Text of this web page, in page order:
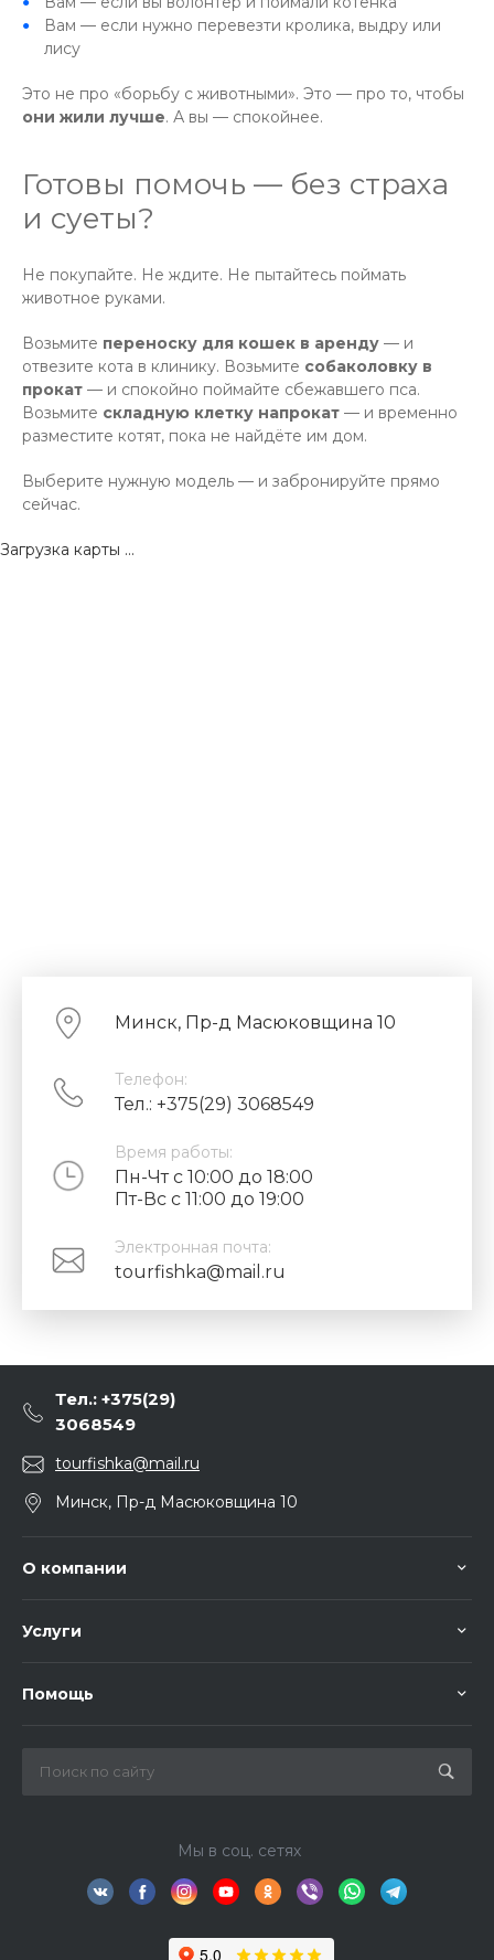
Вам — если нужно перевезти кролика, выдру или
лису
Это не про «борьбу с животными». Это — про то, чтобы
они жили лучше. А вы — спокойнее.
Готовы помочь — без страха
и суеты?
Не покупайте. Не ждите. Не пытайтесь поймать
животное руками.
Возьмите переноску для кошек в аренду — и
отвезите кота в клинику. Возьмите собаколовку в
прокат — и спокойно поймайте сбежавшего пса.
Возьмите складную клетку напрокат — и временно
разместите котят, пока не найдёте им дом.
Выберите нужную модель — и забронируйте прямо
сейчас.
Загрузка карты ...
Минск, Пр-д Масюковщина 10
Телефон:
Тел.: +375(29) 3068549
Время работы:
Пн-Чт с 10:00 до 18:00
Пт-Вс с 11:00 до 19:00
Электронная почта:
tourfishka@mail.ru
Тел.: +375(29)
3068549
tourfishka@mail.ru
Минск, Пр-д Масюковщина 10
О компании
Услуги
Помощь
Мы в соц. сетях